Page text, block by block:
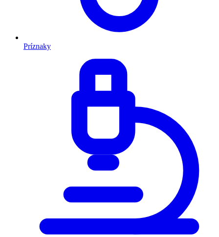
Príznaky